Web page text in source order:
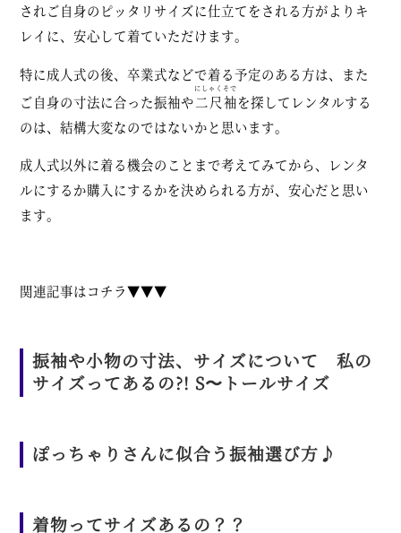
されご自身のピッタリサイズに仕立てをされる方がよりキ
レイに、安心して着ていただけます。
特に成人式の後、卒業式などで着る予定のある方は、また
ご自身の寸法に合った振袖や二尺袖
にしゃくそで
を探してレンタルする
のは、結構大変なのではないかと思います。
成人式以外に着る機会のことまで考えてみてから、レンタ
ルにするか購入にするかを決められる方が、安心だと思い
ます。
関連記事はコチラ▼▼▼
振袖や小物の寸法、サイズについて 私の
サイズってあるの?! S〜トールサイズ
ぽっちゃりさんに似合う振袖選び方♪
着物ってサイズあるの？？